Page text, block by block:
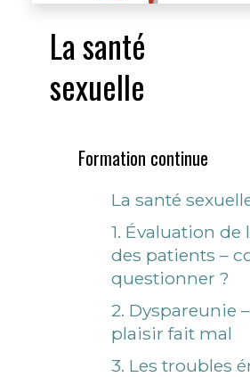
La santé
sexuelle
Formation continue
La santé
1. Évaluation de
des patients –
questionner ?
2. Dyspareunie
plaisir fait mal
3. Les troubles